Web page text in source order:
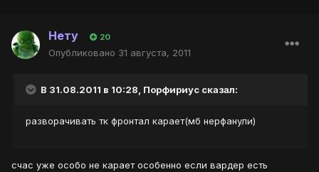
Нету 20
Опубликовано 31 августа, 2011
В 31.08.2011 в 10:28, Порфириус сказал:
разворачивать тк фронтал карает(мб нерфанули)
счас уже особо не карает особенно если вардер есть